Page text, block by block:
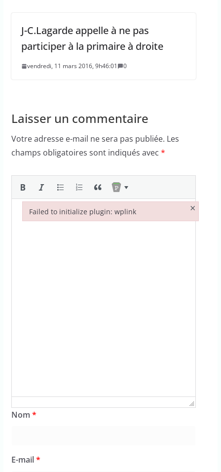
J-C.Lagarde appelle à ne pas
participer à la primaire à droite
vendredi, 11 mars 2016, 9h46:01 0
Laisser un commentaire
Votre adresse e-mail ne sera pas publiée. Les
champs obligatoires sont indiqués avec *
Nom *
E-mail*
Failed to initialize plugin: wplink ×
Failed to initialize plugin: wplink